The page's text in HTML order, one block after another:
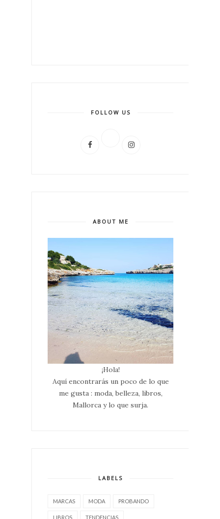
FOLLOW US
ABOUT ME
¡Hola!
Aquí encontrarás un poco de lo que
me gusta : moda, belleza, libros,
Mallorca y lo que surja.
LABELS
MARCAS MODA PROBANDO
LIBROS TENDENCIAS